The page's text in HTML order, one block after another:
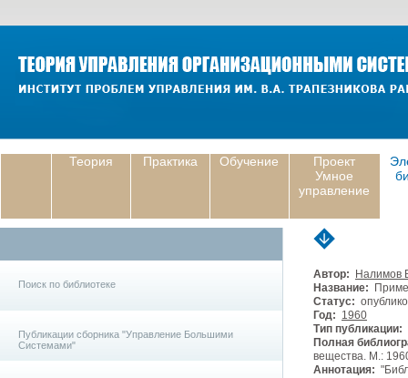
Теория Практика Обучение
Проект
Умное
управление
Поиск по библиотеке
Публикации сборника "Управление Большими
Системами"
Автор:
Налимов
Название:
Статус:
Год: 1960
Тип публикации:
Полная
вещества. М.:
Аннотация: